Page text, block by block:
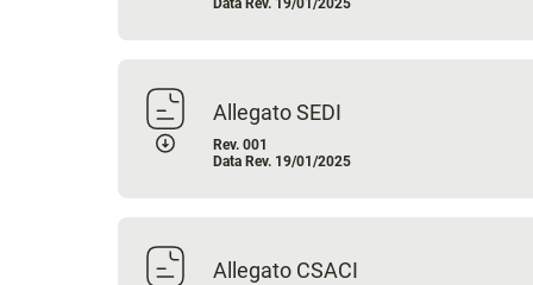
Data Rev. 19/01/2025
Allegato SEDI
Rev. 001
Data Rev. 19/01/2025
Allegato CSACI